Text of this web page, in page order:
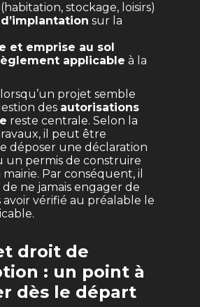
(habitation, stockage, loisirs)
sur la
et emprise au sol
applicable à la
projet semble
des autorisations
reste centrale. Selon la
il peut être
déposer une déclaration
un permis de construire
Par conséquent, il
ne jamais engager de
avoir vérifié au préalable le
droit de
: un point à
dès le départ